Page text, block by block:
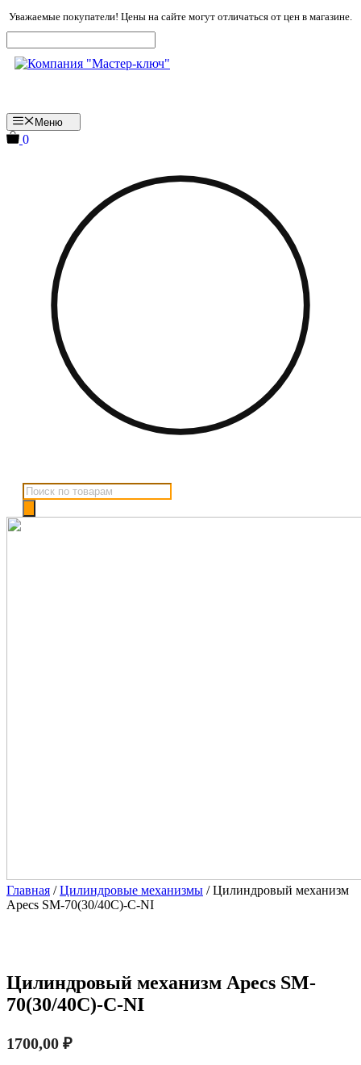
Перейти
к
содержимому
Уважаемые покупатели! Цены на сайте могут отличаться от цен в магазине.
Меню
0
Поиск
товаров
Главная /Цилиндровые механизмы / Цилиндровый механизм
Apecs SM-70(30/40C)-C-NI
Цилиндровый механизм Apecs SM-
70(30/40C)-C-NI
1700,00 ₽